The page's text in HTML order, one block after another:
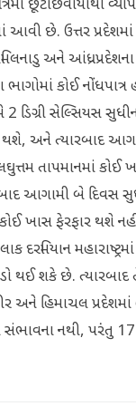
છૂટાછવાયાથી
આવી છે. ઉત્તર
અને આંધ્રપ્રદેશના
કોઈ નોંધપાત્ર
ડિગ્રી સેલ્સિયસ
અને ત્યારબાદ
તાપમાનમાં
આગામી બે દિવસ
કોઈ ખાસ ફેરફાર થશે
થઈ શકે છે. ત્યારબાદ
અને હિમાચલ
સંભાવના નથી, પરંતુ